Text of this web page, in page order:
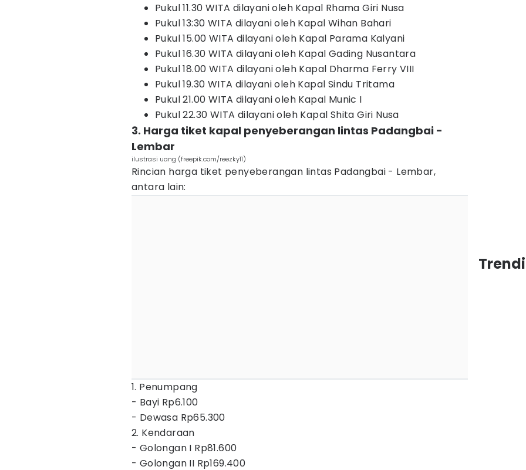
Pukul 11.30 WITA dilayani oleh Kapal Rhama Giri Nusa
Pukul 13:30 WITA dilayani oleh Kapal Wihan Bahari
Pukul 15.00 WITA dilayani oleh Kapal Parama Kalyani
Pukul 16.30 WITA dilayani oleh Kapal Gading Nusantara
Pukul 18.00 WITA dilayani oleh Kapal Dharma Ferry VIII
Pukul 19.30 WITA dilayani oleh Kapal Sindu Tritama
Pukul 21.00 WITA dilayani oleh Kapal Munic I
Pukul 22.30 WITA dilayani oleh Kapal Shita Giri Nusa
3. Harga tiket kapal penyeberangan lintas Padangbai -
Lembar
ilustrasi uang (freepik.com/reezky11)
Rincian harga tiket penyeberangan lintas Padangbai - Lembar,
antara lain:
1. Penumpang
- Bayi Rp6.100
- Dewasa Rp65.300
2. Kendaraan
- Golongan I Rp81.600
- Golongan II Rp169.400